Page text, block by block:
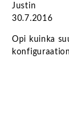
Justin
30.7.2016
Opi kuinka